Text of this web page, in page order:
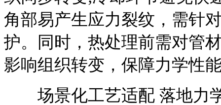
角部易产生应力裂纹，需针
护。同时，热处理前需对管
影响组织转变，保障力学性
场景化工艺适配 落地力